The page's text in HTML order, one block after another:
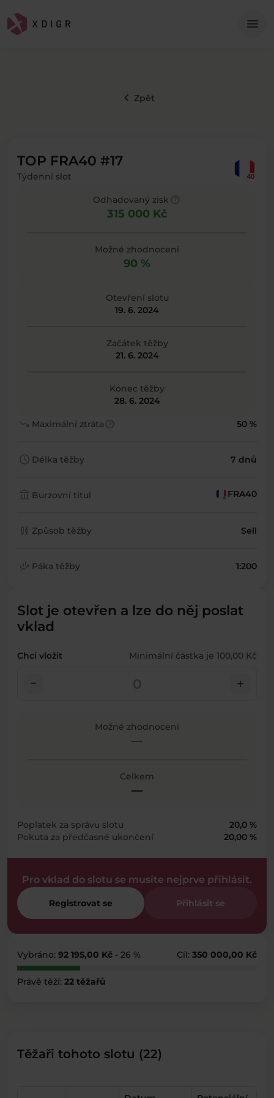
menu
keyboard_arrow_left Zpět
TOP FRA40 #17
Týdenní slot
Odhadovaný zisk
315 000 Kč
Možné zhodnocení
90 %
Otevření slotu
19. 6. 2024
Začátek těžby
21. 6. 2024
Konec těžby
28. 6. 2024
trending_down Maximální ztrátahelp 50 %
schedule Délka těžby 7 dnů
account_balance Burzovní titul FRA40
candlestick_chart Způsob těžby Sell
finance_mode Páka těžby 1:200
Slot je otevřen a lze do něj poslat
vklad
Chci vložit Minimální částka je 100,00 Kč
check_indeterminate_small add
Možné zhodnocení
—
Celkem
—
Poplatek za správu slotu
20,0 %
Pokuta za předčasné ukončení
20,00 %
Pro vklad do slotu se musíte nejprve přihlásit.
Registrovat se Přihlásit se
Vybráno: 92 195,00 Kč - 26 % Cíl: 350 000,00 Kč
Právě těží: 22 těžařů
Těžaři tohoto slotu (22)